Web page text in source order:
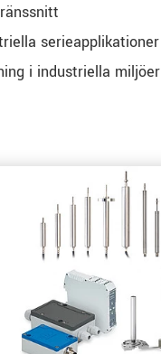
serieapplikationer
i industriella miljöer